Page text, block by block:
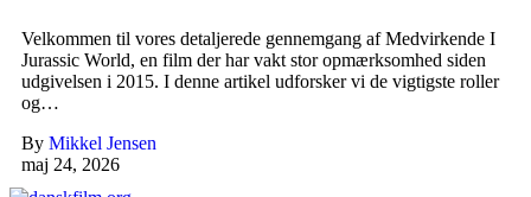
Velkommen til vores detaljerede gennemgang af Medvirkende I
Jurassic World, en film der har vakt stor opmærksomhed siden
udgivelsen i 2015. I denne artikel udforsker vi de vigtigste roller
og…
By Mikkel Jensen
maj 24, 2026